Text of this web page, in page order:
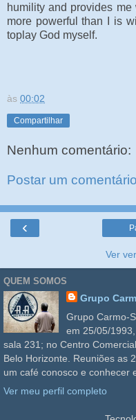
humility and provides
more powerful than I is
toplay God myself.
às 00:02
Compartilhar
Nenhum comentário:
Postar um comentário
‹
Ver
QUEM SOMOS
Grupo
Grupo Carmo-
em 25/05/
sala 231; no Centro
Belo Horizonte. Reuniões as
um café conosco e conhecer
Ver meu perfil completo